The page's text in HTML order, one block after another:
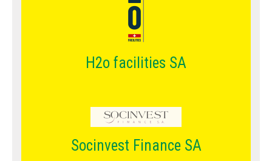
H2o facilities SA
Socinvest Finance SA